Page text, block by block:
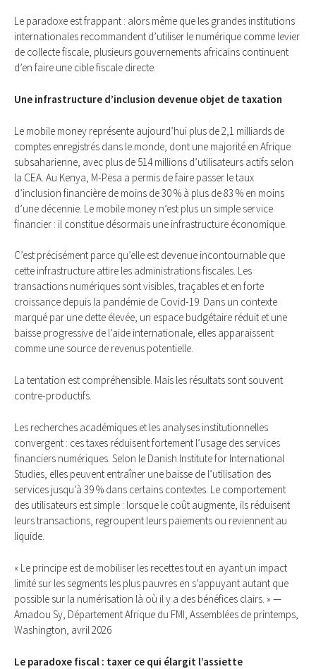
Le paradoxe est frappant : alors même que les grandes institutions
internationales recommandent d’utiliser le numérique comme levier
de collecte fiscale, plusieurs gouvernements africains continuent
d’en faire une cible fiscale directe.
Une infrastructure d’inclusion devenue objet de taxation
Le mobile money représente aujourd’hui plus de 2,1 milliards de
comptes enregistrés dans le monde, dont une majorité en Afrique
subsaharienne, avec plus de 514 millions d’utilisateurs actifs selon
la CEA. Au Kenya, M-Pesa a permis de faire passer le taux
d’inclusion financière de moins de 30 % à plus de 83 % en moins
d’une décennie. Le mobile money n’est plus un simple service
financier : il constitue désormais une infrastructure économique.
C’est précisément parce qu’elle est devenue incontournable que
cette infrastructure attire les administrations fiscales. Les
transactions numériques sont visibles, traçables et en forte
croissance depuis la pandémie de Covid-19. Dans un contexte
marqué par une dette élevée, un espace budgétaire réduit et une
baisse progressive de l’aide internationale, elles apparaissent
comme une source de revenus potentielle.
La tentation est compréhensible. Mais les résultats sont souvent
contre-productifs.
Les recherches académiques et les analyses institutionnelles
convergent : ces taxes réduisent fortement l’usage des services
financiers numériques. Selon le Danish Institute for International
Studies, elles peuvent entraîner une baisse de l’utilisation des
services jusqu’à 39 % dans certains contextes. Le comportement
des utilisateurs est simple : lorsque le coût augmente, ils réduisent
leurs transactions, regroupent leurs paiements ou reviennent au
liquide.
« Le principe est de mobiliser les recettes tout en ayant un impact
limité sur les segments les plus pauvres en s’appuyant autant que
possible sur la numérisation là où il y a des bénéfices clairs. » —
Amadou Sy, Département Afrique du FMI, Assemblées de printemps,
Washington, avril 2026
Le paradoxe fiscal : taxer ce qui élargit l’assiette